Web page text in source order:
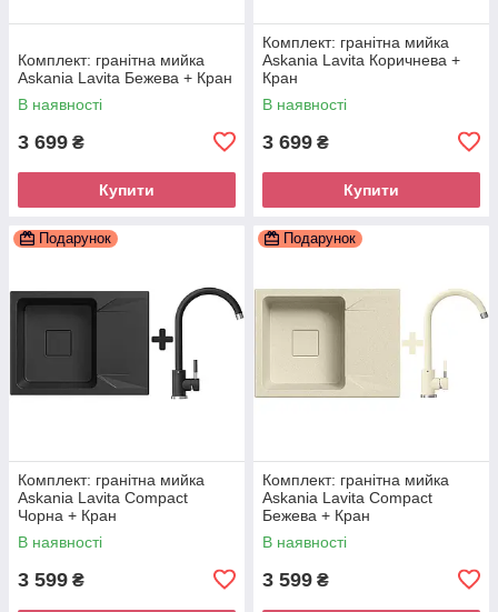
Комплект: гранітна мийка
Askania Lavita Бежева + Кран
В наявності
3 699 ₴
Купити
Комплект: гранітна мийка
Askania Lavita Коричнева +
Кран
В наявності
3 699 ₴
Купити
Подарунок
Комплект: гранітна мийка
Askania Lavita Compact
Чорна + Кран
В наявності
3 599 ₴
Подарунок
Комплект: гранітна мийка
Askania Lavita Compact
Бежева + Кран
В наявності
3 599 ₴